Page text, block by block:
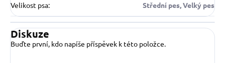
Velikost psa: Střední pes, Velký pes
Diskuze
Buďte první, kdo napíše příspěvek k této položce.